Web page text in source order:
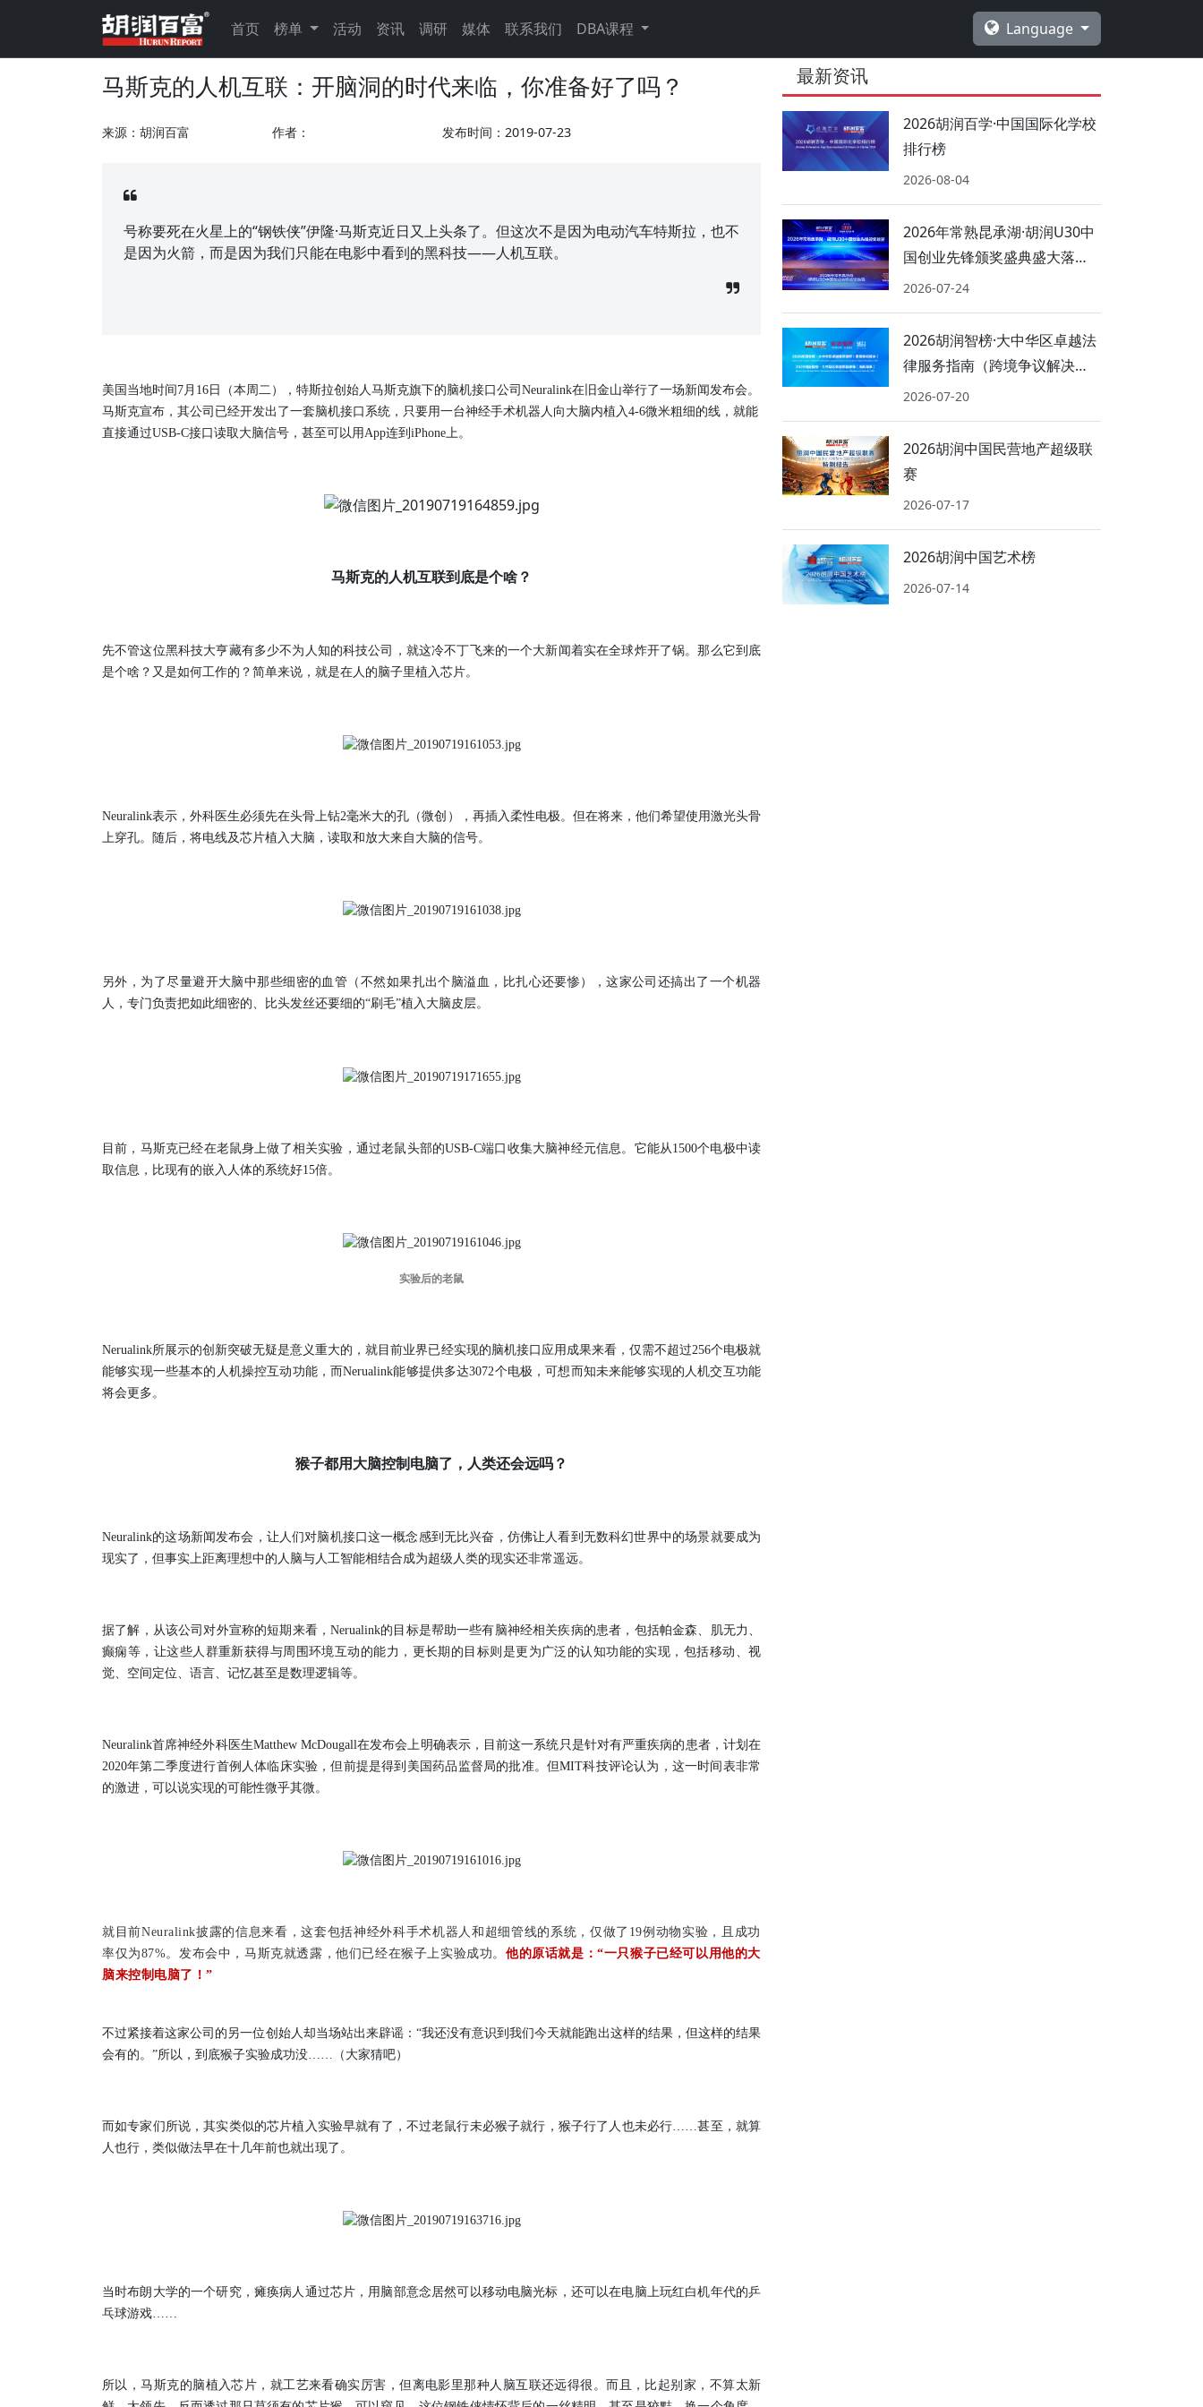
首页 榜单 活动 资讯 调研 媒体 联系我们 DBA课程 Language
马斯克的人机互联：开脑洞的时代来临，你准备好了吗？
来源：胡润百富 作者： 发布时间：2019-07-23
号称要死在火星上的“钢铁侠”伊隆·马斯克近日又上头条了。但这次不是因为电动汽车特斯拉，也不
是因为火箭，而是因为我们只能在电影中看到的黑科技——人机互联。
美国当地时间7月16日（本周二），特斯拉创始人马斯克旗下的脑机接口公司Neuralink在旧金山举行了一场新闻发布会。
马斯克宣布，其公司已经开发出了一套脑机接口系统，只要用一台神经手术机器人向大脑内植入4-6微米粗细的线，就能
直接通过USB-C接口读取大脑信号，甚至可以用App连到iPhone上。
马斯克的人机互联到底是个啥？
先不管这位黑科技大亨藏有多少不为人知的科技公司，就这冷不丁飞来的一个大新闻着实在全球炸开了锅。那么它到底
是个啥？又是如何工作的？简单来说，就是在人的脑子里植入芯片。
Neuralink表示，外科医生必须先在头骨上钻2毫米大的孔（微创），再插入柔性电极。但在将来，他们希望使用激光头骨
上穿孔。随后，将电线及芯片植入大脑，读取和放大来自大脑的信号。
另外，为了尽量避开大脑中那些细密的血管（不然如果扎出个脑溢血，比扎心还要惨），这家公司还搞出了一个机器
人，专门负责把如此细密的、比头发丝还要细的“刷毛”植入大脑皮层。
目前，马斯克已经在老鼠身上做了相关实验，通过老鼠头部的USB-C端口收集大脑神经元信息。它能从1500个电极中读
取信息，比现有的嵌入人体的系统好15倍。
实验后的老鼠
Nerualink所展示的创新突破无疑是意义重大的，就目前业界已经实现的脑机接口应用成果来看，仅需不超过256个电极就
能够实现一些基本的人机操控互动功能，而Nerualink能够提供多达3072个电极，可想而知未来能够实现的人机交互功能
将会更多。
猴子都用大脑控制电脑了，人类还会远吗？
Neuralink的这场新闻发布会，让人们对脑机接口这一概念感到无比兴奋，仿佛让人看到无数科幻世界中的场景就要成为
现实了，但事实上距离理想中的人脑与人工智能相结合成为超级人类的现实还非常遥远。
据了解，从该公司对外宣称的短期来看，Nerualink的目标是帮助一些有脑神经相关疾病的患者，包括帕金森、肌无力、
癫痫等，让这些人群重新获得与周围环境互动的能力，更长期的目标则是更为广泛的认知功能的实现，包括移动、视
觉、空间定位、语言、记忆甚至是数理逻辑等。
Neuralink首席神经外科医生Matthew McDougall在发布会上明确表示，目前这一系统只是针对有严重疾病的患者，计划在
2020年第二季度进行首例人体临床实验，但前提是得到美国药品监督局的批准。但MIT科技评论认为，这一时间表非常
的激进，可以说实现的可能性微乎其微。
就目前Neuralink披露的信息来看，这套包括神经外科手术机器人和超细管线的系统，仅做了19例动物实验，且成功
率仅为87%。发布会中，马斯克就透露，他们已经在猴子上实验成功。他的原话就是：“一只猴子已经可以用他的大
脑来控制电脑了！”
不过紧接着这家公司的另一位创始人却当场站出来辟谣：“我还没有意识到我们今天就能跑出这样的结果，但这样的结果
会有的。”所以，到底猴子实验成功没……（大家猜吧）
而如专家们所说，其实类似的芯片植入实验早就有了，不过老鼠行未必猴子就行，猴子行了人也未必行……甚至，就算
人也行，类似做法早在十几年前也就出现了。
当时布朗大学的一个研究，瘫痪病人通过芯片，用脑部意念居然可以移动电脑光标，还可以在电脑上玩红白机年代的乒
乓球游戏……
所以，马斯克的脑植入芯片，就工艺来看确实厉害，但离电影里那种人脑互联还远得很。 而且，比起别家，不算太新
最新资讯
2026胡润百学·中国国际化学校
排行榜
2026-08-04
2026年常熟昆承湖·胡润U30中
国创业先锋颁奖盛典盛大落
幕！
2026-07-24
2026胡润智榜·大中华区卓越法
律服务指南（跨境争议解决、
海商海事）
2026-07-20
2026胡润中国民营地产超级联
赛
2026-07-17
2026胡润中国艺术榜
2026-07-14